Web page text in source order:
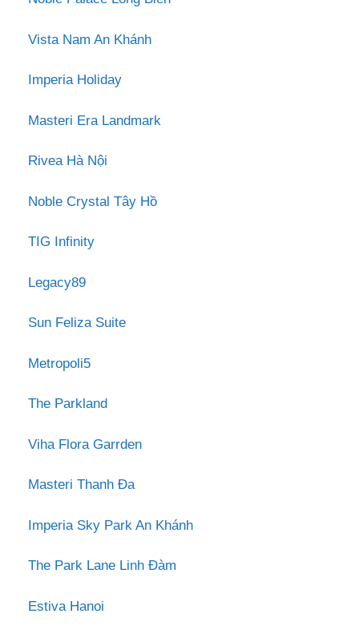
Vista Nam An Khánh
Imperia Holiday
Masteri Era Landmark
Rivea Hà Nội
Noble Crystal Tây Hồ
TIG Infinity
Legacy89
Sun Feliza Suite
Metropoli5
The Parkland
Viha Flora Garrden
Masteri Thanh Đa
Imperia Sky Park An Khánh
The Park Lane Linh Đàm
Estiva Hanoi